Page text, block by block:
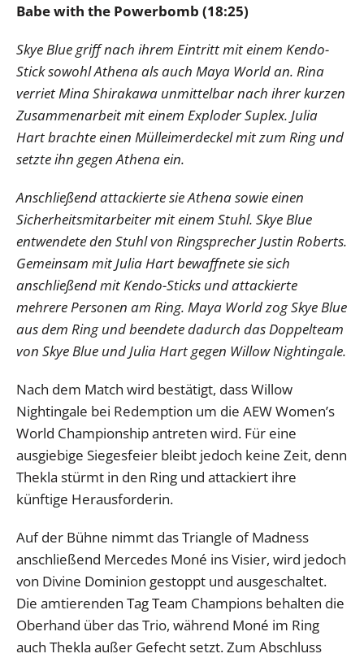
Babe with the Powerbomb (18:25)
Skye Blue griff nach ihrem Eintritt mit einem Kendo-
Stick sowohl Athena als auch Maya World an. Rina
verriet Mina Shirakawa unmittelbar nach ihrer kurzen
Zusammenarbeit mit einem Exploder Suplex. Julia
Hart brachte einen Mülleimerdeckel mit zum Ring und
setzte ihn gegen Athena ein.
Anschließend attackierte sie Athena sowie einen
Sicherheitsmitarbeiter mit einem Stuhl. Skye Blue
entwendete den Stuhl von Ringsprecher Justin Roberts.
Gemeinsam mit Julia Hart bewaffnete sie sich
anschließend mit Kendo-Sticks und attackierte
mehrere Personen am Ring. Maya World zog Skye Blue
aus dem Ring und beendete dadurch das Doppelteam
von Skye Blue und Julia Hart gegen Willow Nightingale.
Nach dem Match wird bestätigt, dass Willow
Nightingale bei Redemption um die AEW Women’s
World Championship antreten wird. Für eine
ausgiebige Siegesfeier bleibt jedoch keine Zeit, denn
Thekla stürmt in den Ring und attackiert ihre
künftige Herausforderin.
Auf der Bühne nimmt das Triangle of Madness
anschließend Mercedes Moné ins Visier, wird jedoch
von Divine Dominion gestoppt und ausgeschaltet.
Die amtierenden Tag Team Champions behalten die
Oberhand über das Trio, während Moné im Ring
auch Thekla außer Gefecht setzt. Zum Abschluss